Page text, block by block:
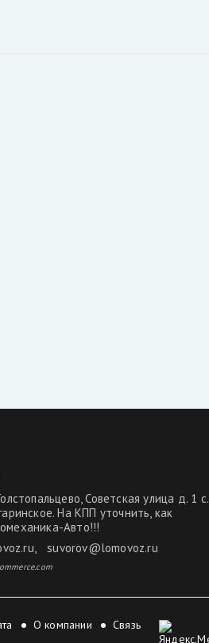
Советская улица д. 1 с.
На КПП уточнить, как
Авто!!!
, suvorov@lomovoz.ru
О компании Связь